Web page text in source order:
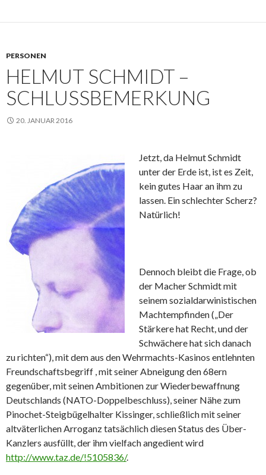
PERSONEN
HELMUT SCHMIDT –
SCHLUSSBEMERKUNG
20. JANUAR 2016
Jetzt, da Helmut Schmidt
unter der Erde ist, ist es Zeit,
kein gutes Haar an ihm zu
lassen. Ein schlechter Scherz?
Natürlich!
Dennoch bleibt die Frage, ob
der Macher Schmidt mit
seinem sozialdarwinistischen
Machtempfinden („Der
Stärkere hat Recht, und der
Schwächere hat sich danach
zu richten“), mit dem aus den Wehrmachts-Kasinos entlehnten
Freundschaftsbegriff , mit seiner Abneigung den 68ern
gegenüber, mit seinen Ambitionen zur Wiederbewaffnung
Deutschlands (NATO-Doppelbeschluss), seiner Nähe zum
Pinochet-Steigbügelhalter Kissinger, schließlich mit seiner
altväterlichen Arroganz tatsächlich diesen Status des Über-
Kanzlers ausfüllt, der ihm vielfach angedient wird
http://www.taz.de/!5105836/.